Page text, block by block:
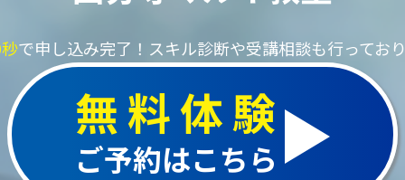
で申し込み完了！ スキル診断や受講相談も行ってお
無料体験
ご予約はこちら